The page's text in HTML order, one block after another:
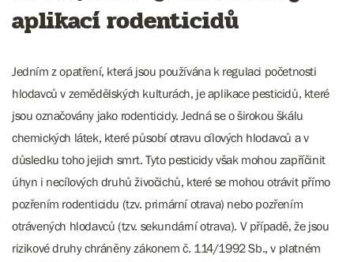
aplikací rodenticidů
Jedním z opatření, která jsou používána k regulaci početnosti
hlodavců v zemědělských kulturách, je aplikace pesticidů, které
jsou označovány jako rodenticidy. Jedná se o širokou škálu
chemických látek, které působí otravu cílových hlodavců a v
důsledku toho jejich smrt. Tyto pesticidy však mohou zapříčinit
úhyn i necílových druhů živočichů, které se mohou otrávit přímo
pozřením rodenticidu (tzv. primární otrava) nebo pozřením
otrávených hlodavců (tzv. sekundární otrava). V případě, že jsou
rizikové druhy chráněny zákonem č. 114/1992 Sb., v platném